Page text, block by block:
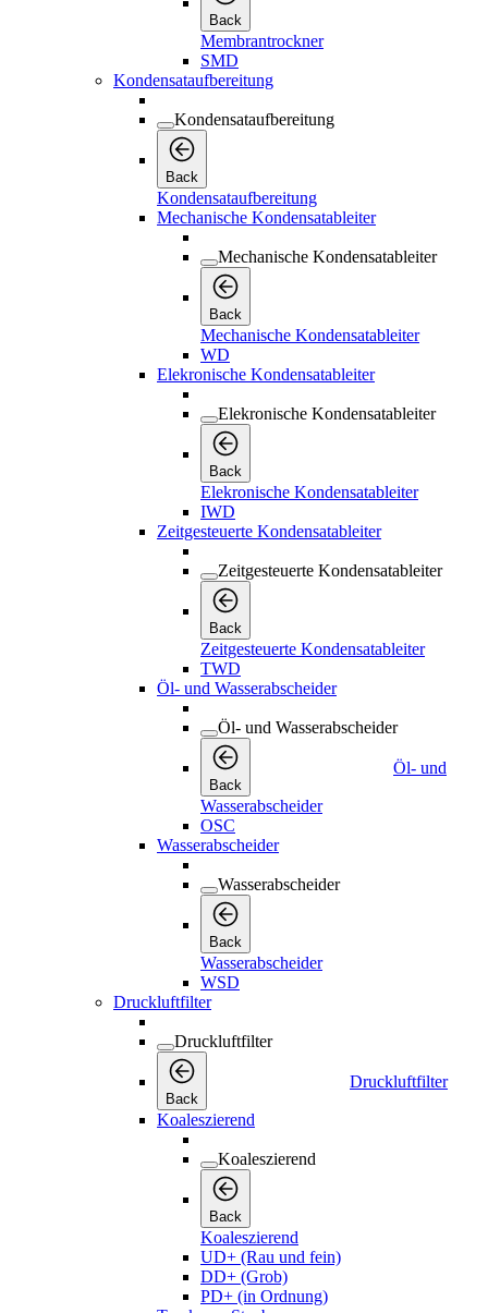
Back
Membrantrockner
SMD
Kondensataufbereitung
Kondensataufbereitung
Back
Kondensataufbereitung
Mechanische Kondensatableiter
Mechanische Kondensatableiter
Back
Mechanische Kondensatableiter
WD
Elekronische Kondensatableiter
Elekronische Kondensatableiter
Back
Elekronische Kondensatableiter
IWD
Zeitgesteuerte Kondensatableiter
Zeitgesteuerte Kondensatableiter
Back
Zeitgesteuerte Kondensatableiter
TWD
Öl- und Wasserabscheider
Öl- und Wasserabscheider
Back
Öl- und
Wasserabscheider
OSC
Wasserabscheider
Wasserabscheider
Back
Wasserabscheider
WSD
Druckluftfilter
Druckluftfilter
Back
Druckluftfilter
Koaleszierend
Koaleszierend
Back
Koaleszierend
UD+ (Rau und fein)
DD+ (Grob)
PD+ (in Ordnung)